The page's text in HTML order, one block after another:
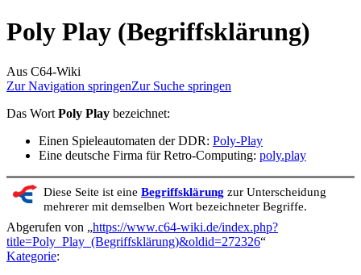
Poly Play (Begriffsklärung)
Aus C64-Wiki
Zur Navigation springenZur Suche springen
Das Wort Poly Play bezeichnet:
Einen Spieleautomaten der DDR: Poly-Play
Eine deutsche Firma für Retro-Computing: poly.play
Diese Seite ist eine Begriffsklärung zur Unterscheidung
mehrerer mit demselben Wort bezeichneter Begriffe.
Abgerufen von „https://www.c64-wiki.de/index.php?
title=Poly_Play_(Begriffsklärung)&oldid=272326“
Kategorie: